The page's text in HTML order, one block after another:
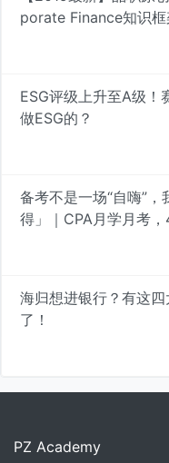
porate Finance知识框
ESG评级上升至A级！
做ESG的？
备考不是一场“自嗨”，
得」｜CPA月学月考，
海归想进银行？有这
了！
PZ Academy